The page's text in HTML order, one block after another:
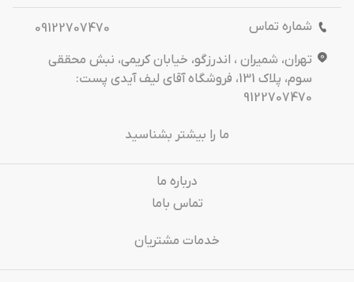
شماره تماس
09122707470
تهران، شمیران ، اندرزگو، خیابان کریمی، نبش محققی
سوم، پلاک 131، فروشگاه آقای لیف آیدی پست:
9122707470
ما را بیشتر بشناسید
درباره‌ ما
تماس باما
خدمات مشتریان